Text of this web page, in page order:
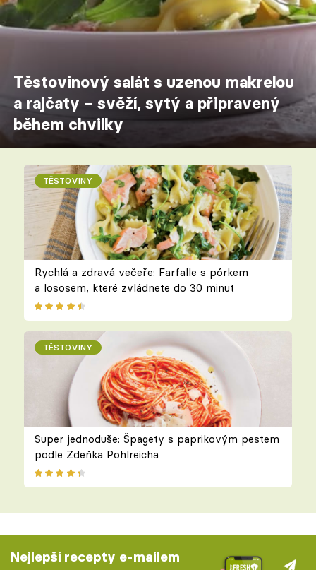
Těstovinový salát s uzenou makrelou
a rajčaty – svěží, sytý a připravený
během chvilky
TĚSTOVINY
Rychlá a zdravá večeře: Farfalle s pórkem
a lososem, které zvládnete do 30 minut
TĚSTOVINY
Super jednoduše: Špagety s paprikovým pestem
podle Zdeňka Pohlreicha
Nejlepší recepty e-mailem